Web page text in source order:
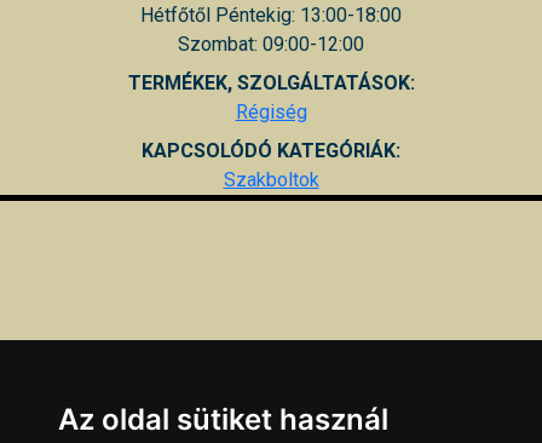
Hétfőtől Péntekig: 13:00-18:00
Szombat: 09:00-12:00
TERMÉKEK, SZOLGÁLTATÁSOK:
Régiség
KAPCSOLÓDÓ KATEGÓRIÁK:
Szakboltok
Az oldal sütiket használ